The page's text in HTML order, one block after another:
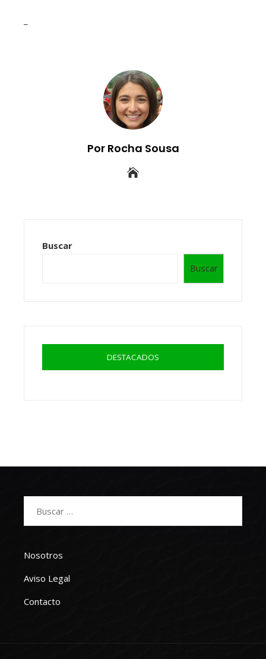
Por Rocha Sousa
Buscar
Buscar
DESTACADOS
Nosotros
Aviso Legal
Contacto